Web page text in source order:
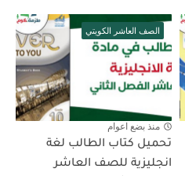
الصف العاشر الكويتي
منذ بضع اعوام
تحميل كتاب الطالب لغة
انجليزية للصف العاشر